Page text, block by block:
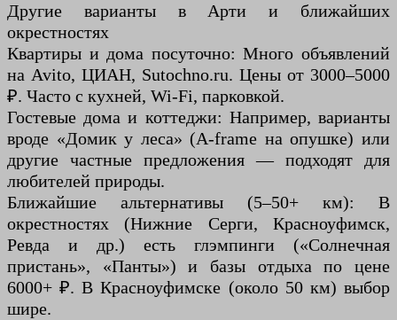
Другие варианты в Арти и ближайших
окрестностях
Квартиры и дома посуточно: Много объявлений
на Avito, ЦИАН, Sutochno.ru. Цены от 3000–5000
₽. Часто с кухней, Wi-Fi, парковкой.
Гостевые дома и коттеджи: Например, варианты
вроде «Домик у леса» (A-frame на опушке) или
другие частные предложения — подходят для
любителей природы.
Ближайшие альтернативы (5–50+ км): В
окрестностях (Нижние Серги, Красноуфимск,
Ревда и др.) есть глэмпинги («Солнечная
пристань», «Панты») и базы отдыха по цене
6000+ ₽. В Красноуфимске (около 50 км) выбор
шире.